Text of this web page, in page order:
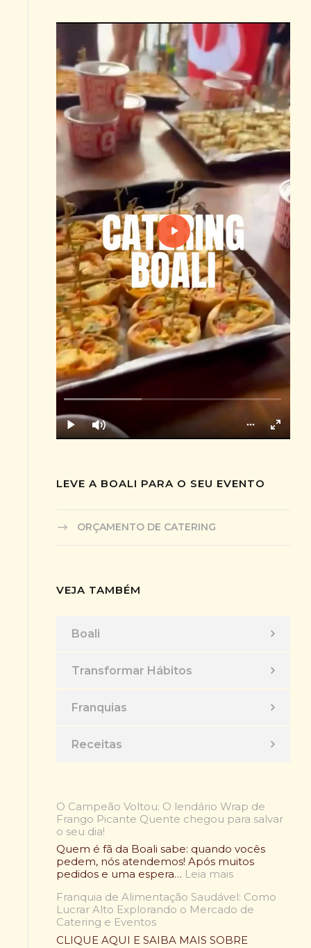
LEVE A BOALI PARA O SEU EVENTO
ORÇAMENTO DE CATERING
VEJA TAMBÉM
Boali
Transformar Hábitos
Franquias
Receitas
O Campeão Voltou: O lendário Wrap de
Frango Picante Quente chegou para salvar
o seu dia!
Quem é fã da Boali sabe: quando vocês
pedem, nós atendemos! Após muitos
pedidos e uma espera… Leia mais:
C
a
p
Franquia de Alimentação Saudável: Como
Lucrar Alto Explorando o Mercado de
Catering e Eventos
CLIQUE AQUI E SAIBA MAIS SOBRE